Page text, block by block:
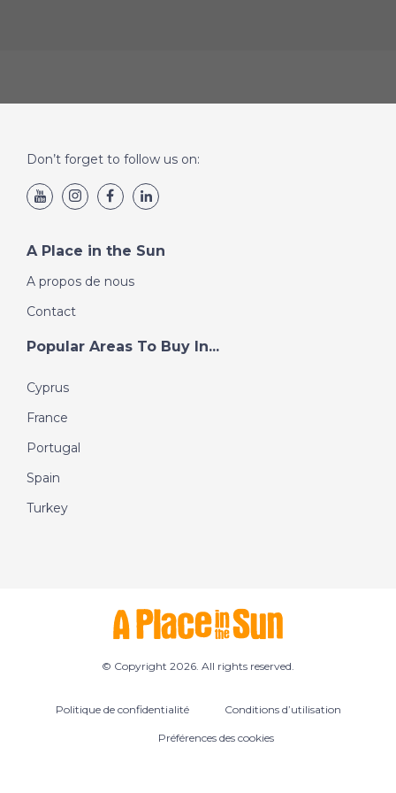
Don’t forget to follow us on:
A Place in the Sun
A propos de nous
Contact
Popular Areas To Buy In...
Cyprus
France
Portugal
Spain
Turkey
© Copyright 2026. All rights reserved.
Politique de confidentialité Conditions d’utilisation
Préférences des cookies